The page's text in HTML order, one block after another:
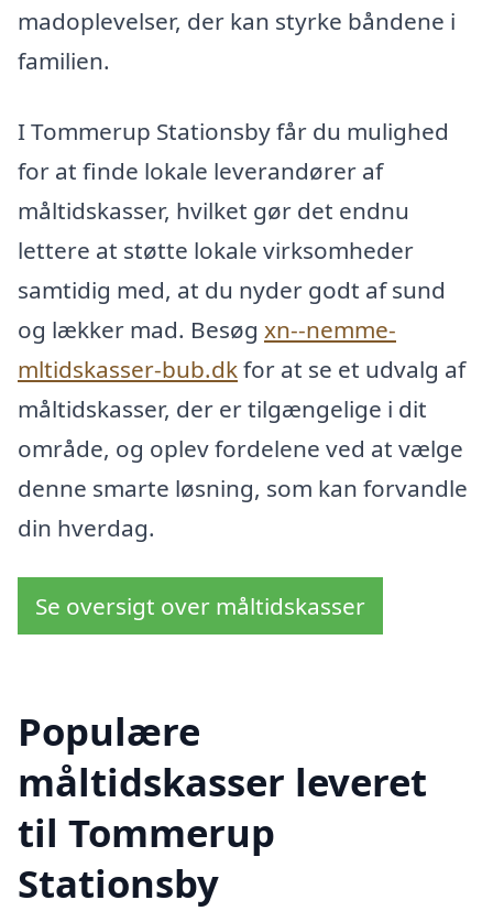
madoplevelser, der kan styrke båndene i
familien.
I Tommerup Stationsby får du mulighed
for at finde lokale leverandører af
måltidskasser, hvilket gør det endnu
lettere at støtte lokale virksomheder
samtidig med, at du nyder godt af sund
og lækker mad. Besøg xn--nemme-
mltidskasser-bub.dkfor at se et udvalg af
måltidskasser, der er tilgængelige i dit
område, og oplev fordelene ved at vælge
denne smarte løsning, som kan forvandle
din hverdag.
Se oversigt over måltidskasser
Populære
måltidskasser leveret
til Tommerup
Stationsby